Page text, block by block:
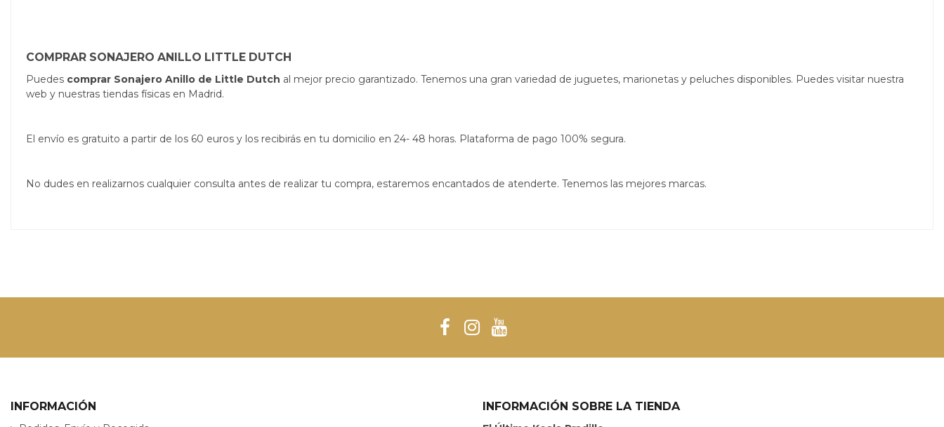
COMPRAR SONAJERO ANILLO LITTLE DUTCH
Puedes comprar Sonajero Anillo de Little Dutch al mejor precio garantizado. Tenemos una gran variedad de juguetes, marionetas y peluches disponibles. Puedes visitar nuestra
web y nuestras tiendas físicas en Madrid.
El envío es gratuito a partir de los 60 euros y los recibirás en tu domicilio en 24- 48 horas. Plataforma de pago 100% segura.
No dudes en realizarnos cualquier consulta antes de realizar tu compra, estaremos encantados de atenderte. Tenemos las mejores marcas.
INFORMACIÓN INFORMACIÓN SOBRE LA TIENDA